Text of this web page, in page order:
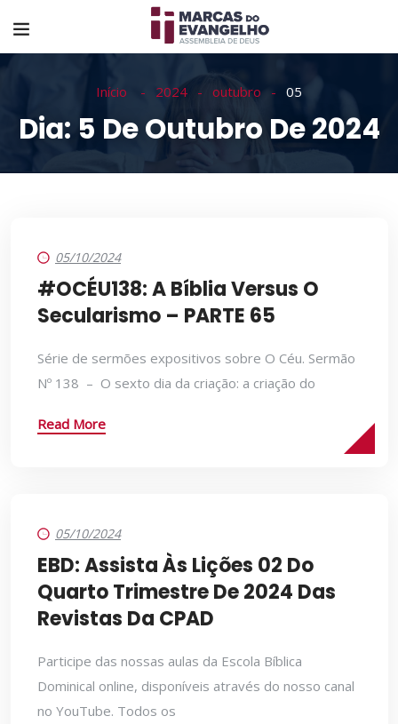
Início 2024 outubro 05
Dia: 5 De Outubro De 2024
05/10/2024
#OCÉU138: A Bíblia Versus O
Secularismo – PARTE 65
Série de sermões expositivos sobre O Céu. Sermão
Nº 138 – O sexto dia da criação: a criação do
Read More
05/10/2024
EBD: Assista Às Lições 02 Do
Quarto Trimestre De 2024 Das
Revistas Da CPAD
Participe das nossas aulas da Escola Bíblica
Dominical online, disponíveis através do nosso canal
no YouTube. Todos os